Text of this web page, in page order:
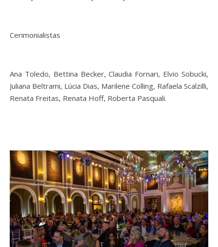
Cerimonialistas
Ana Toledo, Bettina Becker, Claudia Fornari, Elvio Sobucki,
Juliana Beltrami, Lúcia Dias, Marilene Colling, Rafaela Scalzilli,
Renata Freitas, Renata Hoff, Roberta Pasquali.